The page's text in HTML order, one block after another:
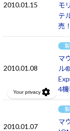
2010.01.15
モ
テ
売
2010.01.08
マ
ル
4
2010.01.07
マ